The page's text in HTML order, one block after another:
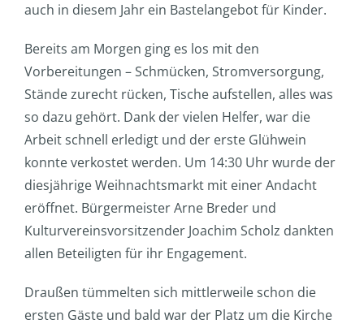
auch in diesem Jahr ein Bastelangebot für Kinder.
Bereits am Morgen ging es los mit den
Vorbereitungen – Schmücken, Stromversorgung,
Stände zurecht rücken, Tische aufstellen, alles was
so dazu gehört. Dank der vielen Helfer, war die
Arbeit schnell erledigt und der erste Glühwein
konnte verkostet werden. Um 14:30 Uhr wurde der
diesjährige Weihnachtsmarkt mit einer Andacht
eröffnet. Bürgermeister Arne Breder und
Kulturvereinsvorsitzender Joachim Scholz dankten
allen Beteiligten für ihr Engagement.
Draußen tümmelten sich mittlerweile schon die
ersten Gäste und bald war der Platz um die Kirche